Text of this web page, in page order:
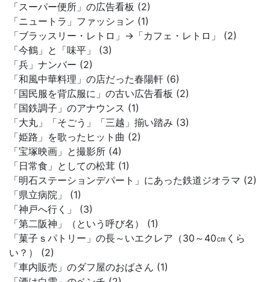
「スーパー便所」の広告看板 (2)
「ニュートラ」ファッション (1)
「ブラッスリー・レトロ」→「カフェ・レトロ」 (2)
「今鶴」と「味平」 (3)
「兵」ナンバー (2)
「和風中華料理」の店だった春陽軒 (6)
「国民服を背広服に」の古い広告看板 (2)
「国鉄調子」のアナウンス (1)
「大丸」「そごう」「三越」揃い踏み (3)
「姫路」を歌ったヒット曲 (2)
「宝塚映画」と撮影所 (4)
「日常食」としての松茸 (1)
「明石ステーションデパート」にあった鉄道ジオラマ (2)
「県立病院」 (1)
「神戸へ行く」 (3)
「第二阪神」（という呼び名） (1)
「菓子ｓパトリー」の長～いエクレア（30～40㎝くら
い？） (2)
「車内販売」のダフ屋のおばさん (1)